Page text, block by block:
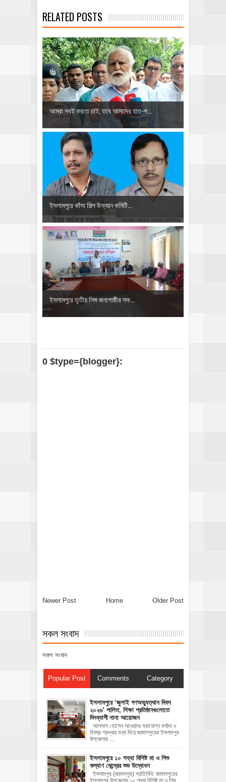
RELATED POSTS
আমরা সবই করতে চাই, তবে আমাদের হাত-প...
ইসলামপুরে কাঁসা শিল্প উন্নয়ন কমিটি...
ইসলামপুরে তৃতীয় লিঙ্গ জনগোষ্ঠীর সক...
0 $type={blogger}:
Newer Post Older Post
Home
সকল সংবাদ
সকল সংবাদ
Popular Post Comments Category
‎ইসলামপুরে ‘জুলাই গণঅভ্যুত্থান দিবস
২০২৬’ পালিত, শিক্ষা প্রতিষ্ঠানগুলোতে
দিনব্যাপী নানা আয়োজন
‎​আলমাস হোসেন আওয়ালঃ‎ ‎​যথাযোগ্য মর্যাদা ও
বিনম্র শ্রদ্ধার মধ্য দিয়ে জামালপুরের ইসলামপুর
উপজেলার ...
ইসলামপুরে ১০ শয্যা বিশিষ্ট মা ও শিশু
কল্যাণ কেন্দ্রের শুভ উদ্বোধন
ইসলামপুর (জামালপুর) প্রতিনিধি: জামালপুরের
ইসলামপুর উপজেলায় ১০ শয্যা বিশিষ্ট মা ও শিশু